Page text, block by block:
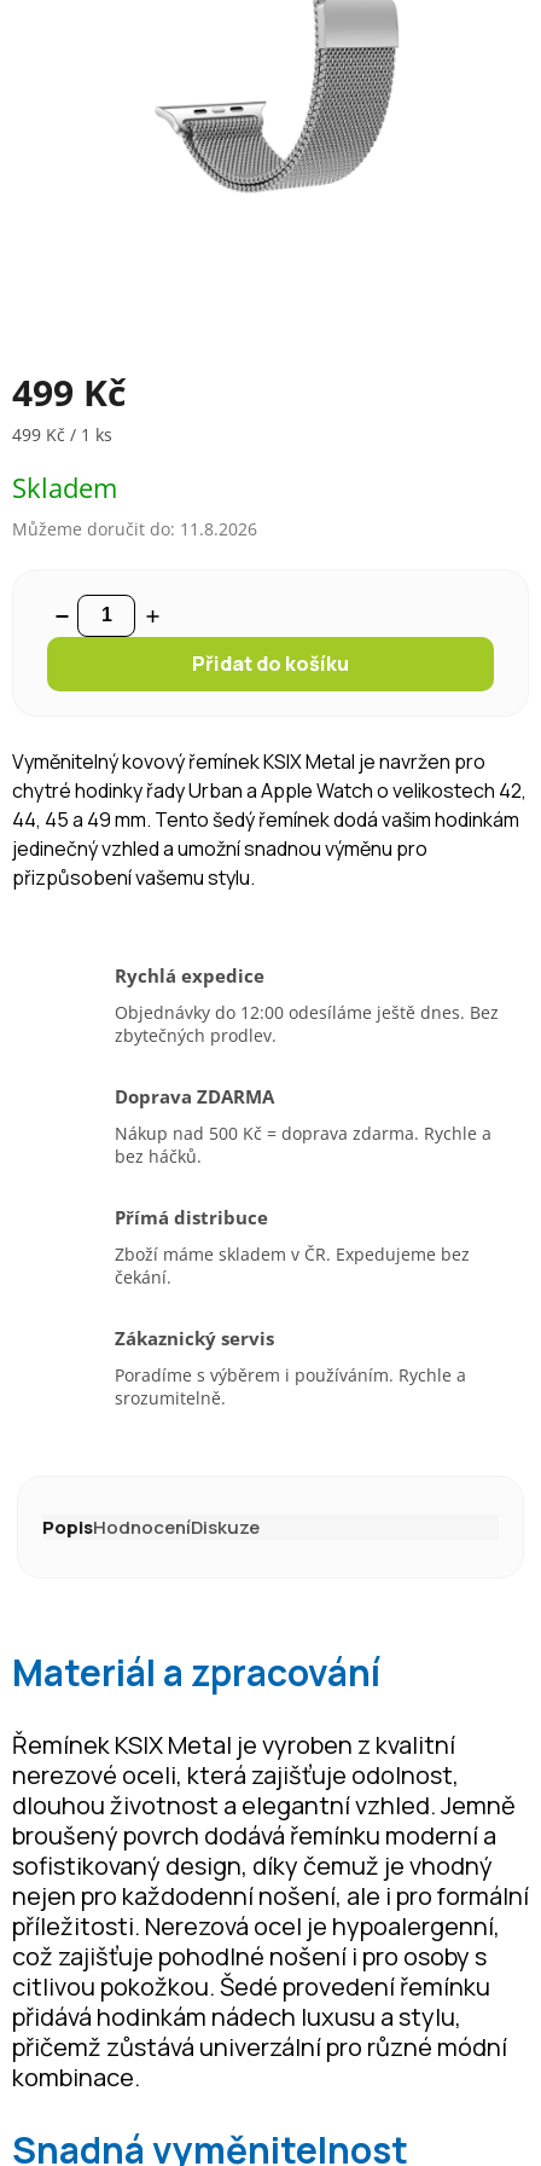
499 Kč
Měrná cena:
499 Kč / 1 ks
Skladem
Můžeme doručit do: 11.8.2026
Přidat do košíku
Vyměnitelný kovový řemínek KSIX Metal je navržen pro
chytré hodinky řady Urban a Apple Watch o velikostech 42,
44, 45 a 49 mm. Tento šedý řemínek dodá vašim hodinkám
jedinečný vzhled a umožní snadnou výměnu pro
přizpůsobení vašemu stylu.
Rychlá expedice
Objednávky do 12:00 odesíláme ještě dnes. Bez
zbytečných prodlev.
Doprava ZDARMA
Nákup nad 500 Kč = doprava zdarma. Rychle a
bez háčků.
Přímá distribuce
Zboží máme skladem v ČR. Expedujeme bez
čekání.
Zákaznický servis
Poradíme s výběrem i používáním. Rychle a
srozumitelně.
PopisHodnoceníDiskuze
Materiál a zpracování
Řemínek KSIX Metal je vyroben z kvalitní
nerezové oceli, která zajišťuje odolnost,
dlouhou životnost a elegantní vzhled. Jemně
broušený povrch dodává řemínku moderní a
sofistikovaný design, díky čemuž je vhodný
nejen pro každodenní nošení, ale i pro formální
příležitosti. Nerezová ocel je hypoalergenní,
což zajišťuje pohodlné nošení i pro osoby s
citlivou pokožkou. Šedé provedení řemínku
přidává hodinkám nádech luxusu a stylu,
přičemž zůstává univerzální pro různé módní
kombinace.
Snadná vyměnitelnost